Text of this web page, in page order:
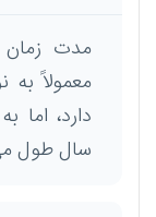
مدت زمان
معمولاً
دارد،
سال طول